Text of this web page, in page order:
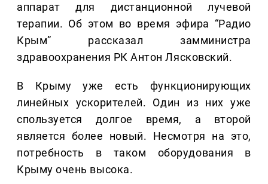
аппарат для дистанционной лучевой
терапии. Об этом во время эфира “Радио
Крым” рассказал замминистра
здравоохранения РК Антон Лясковский.
В Крыму уже есть функционирующих
линейных ускорителей. Один из них уже
спользуется долгое время, а второй
является более новый. Несмотря на это,
потребность в таком оборудования в
Крыму очень высока.